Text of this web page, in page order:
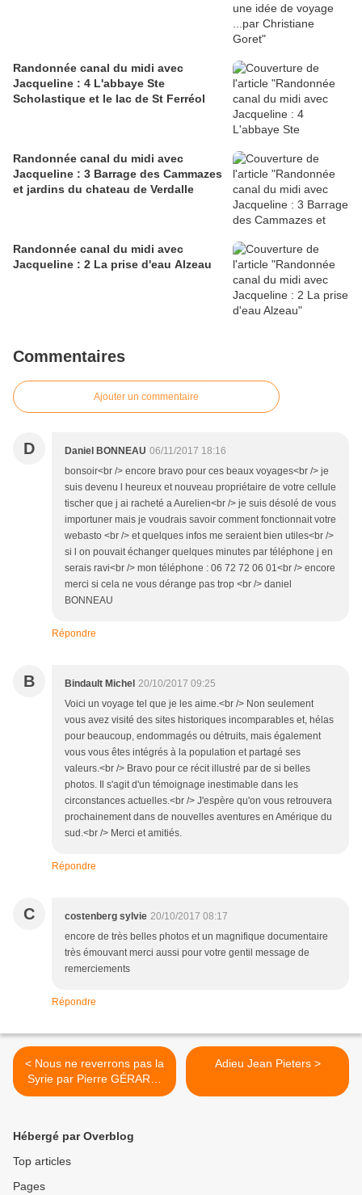
Randonnée canal du midi avec
Jacqueline : 4 L'abbaye Ste
Scholastique et le lac de St Ferréol
Randonnée canal du midi avec
Jacqueline : 3 Barrage des Cammazes
et jardins du chateau de Verdalle
Randonnée canal du midi avec
Jacqueline : 2 La prise d'eau Alzeau
Commentaires
Ajouter un commentaire
D Daniel BONNEAU 06/11/2017 18:16
bonsoir<br /> encore bravo pour ces beaux voyages<br /> je
suis devenu l heureux et nouveau propriétaire de votre cellule
tischer que j ai racheté a Aurelien<br /> je suis désolé de vous
importuner mais je voudrais savoir comment fonctionnait votre
webasto <br /> et quelques infos me seraient bien utiles<br />
si l on pouvait échanger quelques minutes par téléphone j en
serais ravi<br /> mon téléphone : 06 72 72 06 01<br /> encore
merci si cela ne vous dérange pas trop <br /> daniel
BONNEAU
Répondre
B Bindault Michel 20/10/2017 09:25
Voici un voyage tel que je les aime.<br /> Non seulement
vous avez visité des sites historiques incomparables et, hélas
pour beaucoup, endommagés ou détruits, mais également
vous vous êtes intégrés à la population et partagé ses
valeurs.<br /> Bravo pour ce récit illustré par de si belles
photos. Il s'agit d'un témoignage inestimable dans les
circonstances actuelles.<br /> J'espère qu'on vous retrouvera
prochainement dans de nouvelles aventures en Amérique du
sud.<br /> Merci et amitiés.
Répondre
C costenberg sylvie 20/10/2017 08:17
encore de très belles photos et un magnifique documentaire
très émouvant merci aussi pour votre gentil message de
remerciements
Répondre
< Nous ne reverrons pas la
Syrie par Pierre GÉRARD-
DEPREZ 1/2
Adieu Jean Pieters >
Hébergé par Overblog
Top articles
Pages